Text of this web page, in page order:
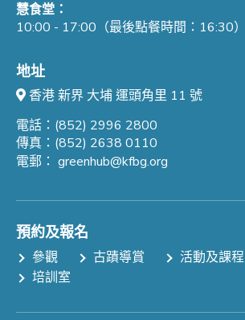
慧食堂：
10:00 - 17:00（最後點餐時間：16:30）
地址
香港 新界 大埔 運頭角里 11 號
電話：(852) 2996 2800
傳真：(852) 2638 0110
電郵： greenhub@kfbg.org
預約及報名
參觀 古蹟導賞 活動及課程
培訓室